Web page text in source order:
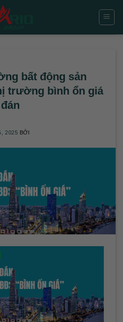
bất động sản
trường bình ổn giá
2025 BỞI